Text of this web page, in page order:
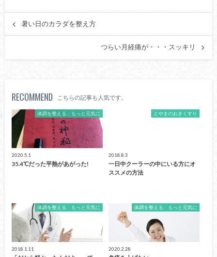
暑い日のカラダを整え方
つらい月経痛が・・・スッキリ
RECOMMEND こちらの記事も人気です。
体調を整える、もっと元気に
2020.5.1
35.4℃だった平熱があがった!
とやまのおきくすり
2018.8.3
一日中クーラーの中にいる方にオ
ススメの方法
体調を整える、もっと元気に
2018.1.11
体調を整える、もっと元気に
2020.2.28